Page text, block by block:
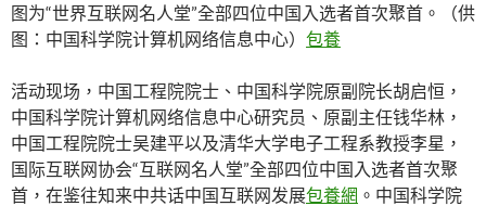
图为“世界互联网名人堂”全部四位中国入选者首次聚首。（供
图：中国科学院计算机网络信息中心） 包養
活动现场，中国工程院院士、中国科学院原副院长胡启恒，
中国科学院计算机网络信息中心研究员、原副主任钱华林，
中国工程院院士吴建平以及清华大学电子工程系教授李星，
国际互联网协会“互联网名人堂”全部四位中国入选者首次聚
首，在鉴往知来中共话中国互联网发展包養網 。中国科学院